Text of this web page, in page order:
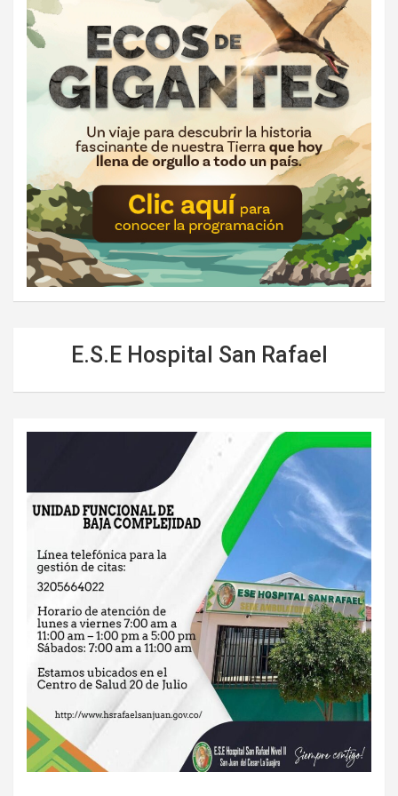
E.S.E Hospital San Rafael